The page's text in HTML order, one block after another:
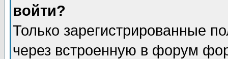
войти?
Только зарегистрированные
через встроенную в форум